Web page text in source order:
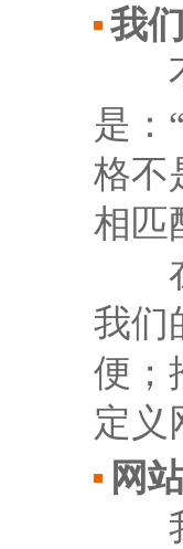
我
不
是：
格不
相匹
在
我们
便；
定义
网
我